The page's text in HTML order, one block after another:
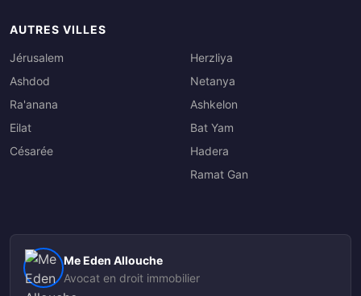
AUTRES VILLES
Jérusalem
Ashdod
Ra'anana
Eilat
Césarée
Herzliya
Netanya
Ashkelon
Bat Yam
Hadera
Ramat Gan
Me Eden Allouche
Avocat en droit immobilier